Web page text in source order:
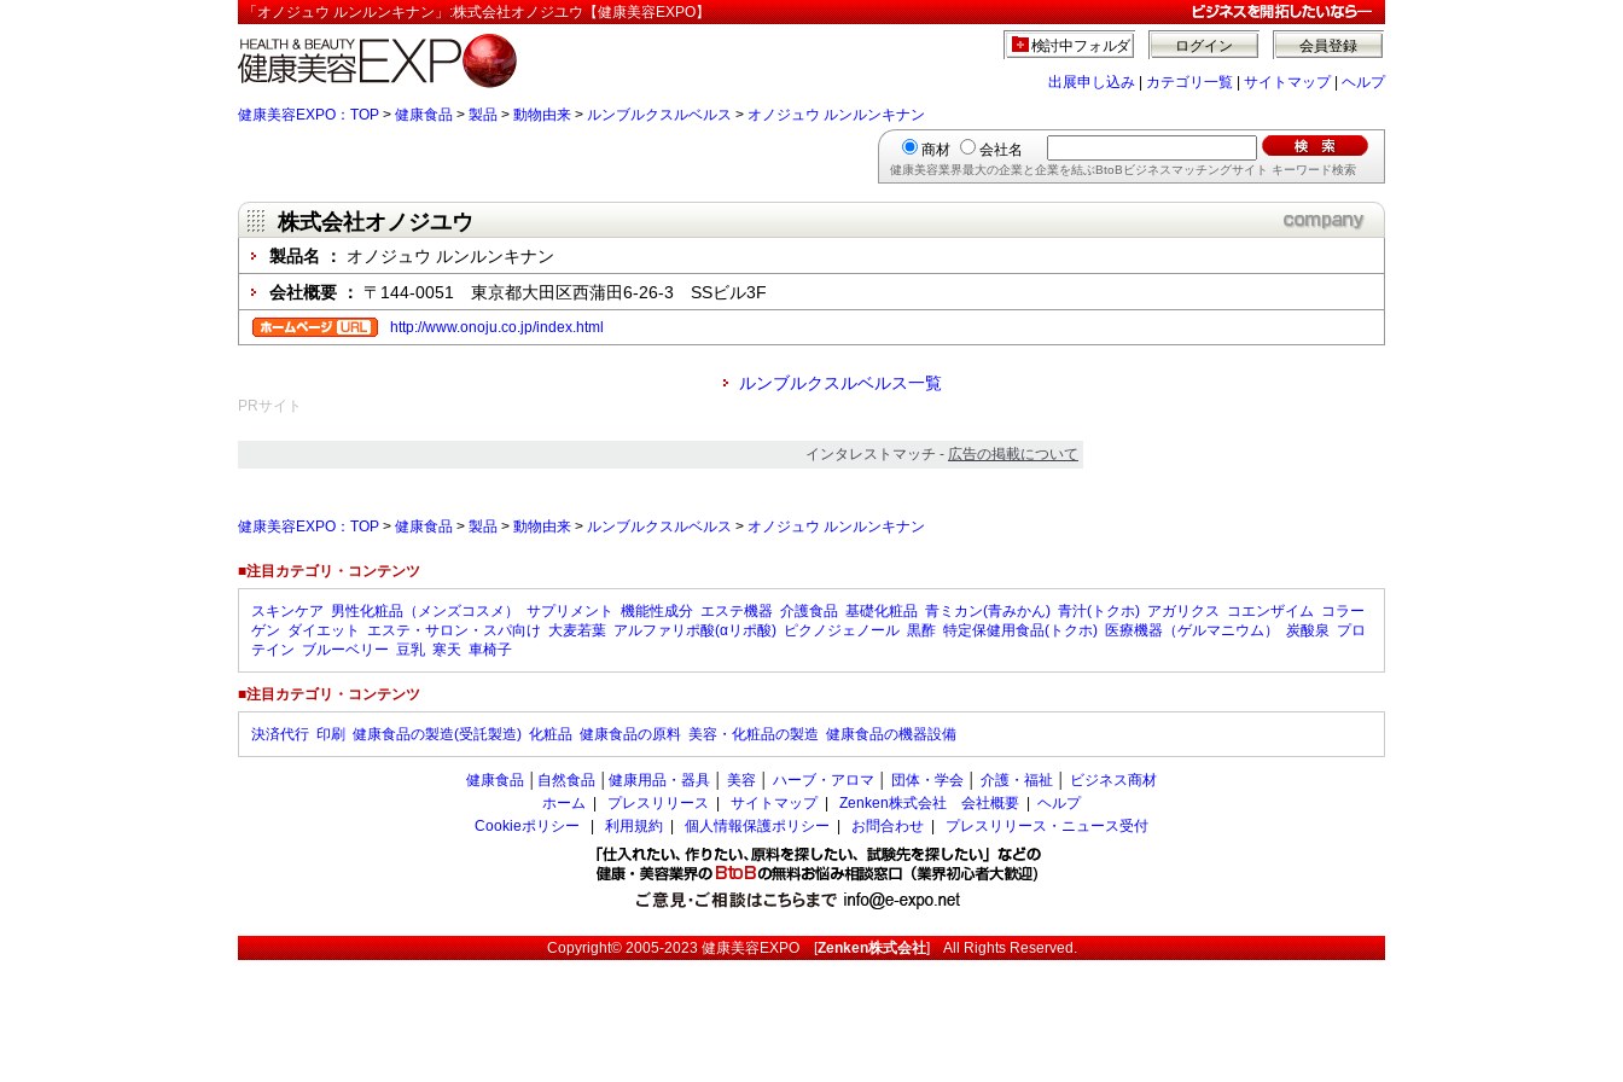
「オノジュウ ルンルンキナン」:株式会社オノジユウ【健康美容EXPO】
会員登録
ログイン
検討中フォルダ
出展申し込み カテゴリ一覧 サイトマップ| ヘルプ
健康美容EXPO：TOP > 健康食品 > 製品 > 動物由来 > ルンブルクスルベルス > オノジュウ ルンルンキナン
商材 会社名
健康美容業界最大の企業と企業を結ぶBtoBビジネスマッチングサイト キーワード検索
株式会社オノジユウ
製品名 ： オノジュウ ルンルンキナン
会社概要 ： 〒144-0051 東京都大田区西蒲田6-26-3 SSビル3F
http://www.onoju.co.jp/index.html
ルンブルクスルベルス一覧
PRサイト
インタレストマッチ - 広告の掲載について
健康美容EXPO：TOP > 健康食品 > 製品 > 動物由来 > ルンブルクスルベルス > オノジュウ ルンルンキナン
■注目カテゴリ・コンテンツ
スキンケア 男性化粧品（メンズコスメ） サプリメント 機能性成分 エステ機器 介護食品 基礎化粧品 青ミカン(青みかん) 青汁(トクホ) アガリクス コエンザイム コラー
ゲン ダイエット エステ・サロン・スパ向け 大麦若葉 アルファリポ酸(αリポ酸) ピクノジェノール 黒酢 特定保健用食品(トクホ) 医療機器（ゲルマニウム） 炭酸泉 プロ
テイン ブルーベリー 豆乳 寒天 車椅子
■注目カテゴリ・コンテンツ
決済代行 印刷 健康食品の製造(受託製造) 化粧品 健康食品の原料 美容・化粧品の製造 健康食品の機器設備
健康食品 自然食品 健康用品・器具 美容 ハーブ・アロマ 団体・学会 介護・福祉
ビジネス商材
ホーム
プレスリリース サイトマップ| Zenken株式会社 会社概要
ヘルプ
Cookieポリシー
利用規約 個人情報保護ポリシー お問合わせ プレスリリース・ニュース受付
Copyright© 2005-2023健康美容EXPO[Zenken株式会社] All Rights Reserved.